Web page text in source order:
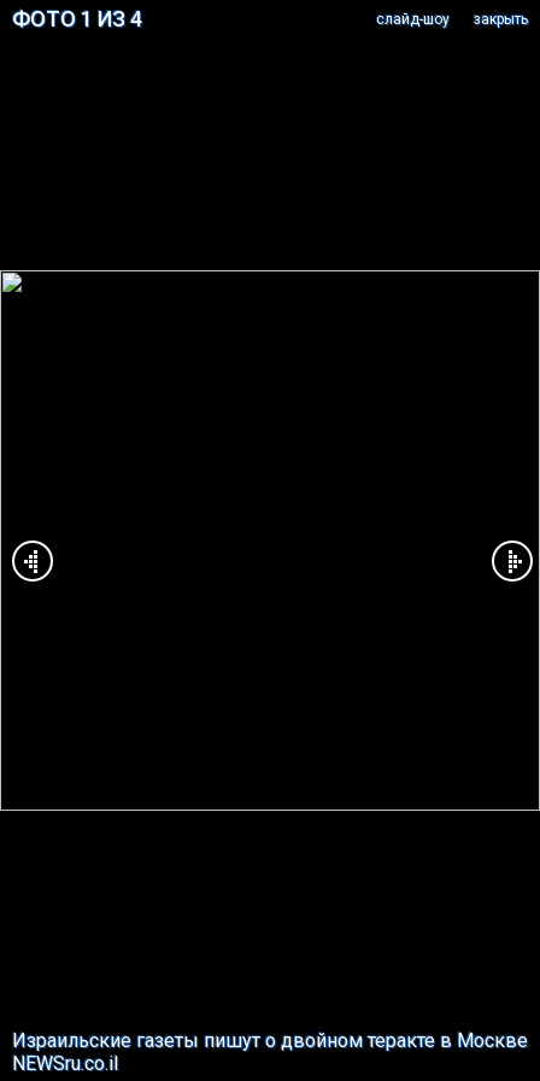
ФОТО 1 ИЗ 4 закрыть
cлайд-шоу
Израильские газеты пишут о двойном теракте в Москве
NEWSru.co.il